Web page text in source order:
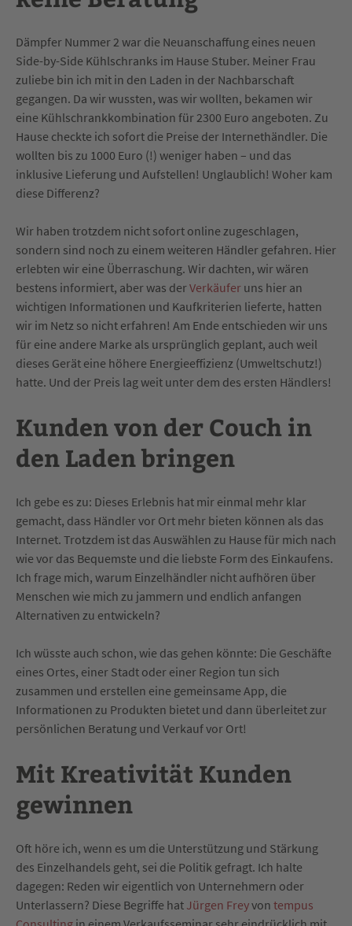
Dämpfer Nummer 2 war die Neuanschaffung eines neuen
Side-by-Side Kühlschranks im Hause Stuber. Meiner Frau
zuliebe bin ich mit in den Laden in der Nachbarschaft
gegangen. Da wir wussten, was wir wollten, bekamen wir
eine Kühlschrankkombination für 2300 Euro angeboten. Zu
Hause checkte ich sofort die Preise der Internethändler. Die
wollten bis zu 1000 Euro (!) weniger haben – und das
inklusive Lieferung und Aufstellen! Unglaublich! Woher kam
diese Differenz?
Wir haben trotzdem nicht sofort online zugeschlagen,
sondern sind noch zu einem weiteren Händler gefahren. Hier
erlebten wir eine Überraschung. Wir dachten, wir wären
bestens informiert, aber was derVerkäufer uns hier an
wichtigen Informationen und Kaufkriterien lieferte, hatten
wir im Netz so nicht erfahren! Am Ende entschieden wir uns
für eine andere Marke als ursprünglich geplant, auch weil
dieses Gerät eine höhere Energieeffizienz (Umweltschutz!)
hatte. Und der Preis lag weit unter dem des ersten Händlers!
Kunden von der Couch in
den Laden bringen
Ich gebe es zu: Dieses Erlebnis hat mir einmal mehr klar
gemacht, dass Händler vor Ort mehr bieten können als das
Internet. Trotzdem ist das Auswählen zu Hause für mich nach
wie vor das Bequemste und die liebste Form des Einkaufens.
Ich frage mich, warum Einzelhändler nicht aufhören über
Menschen wie mich zu jammern und endlich anfangen
Alternativen zu entwickeln?
Ich wüsste auch schon, wie das gehen könnte: Die Geschäfte
eines Ortes, einer Stadt oder einer Region tun sich
zusammen und erstellen eine gemeinsame App, die
Informationen zu Produkten bietet und dann überleitet zur
persönlichen Beratung und Verkauf vor Ort!
Mit Kreativität Kunden
gewinnen
Oft höre ich, wenn es um die Unterstützung und Stärkung
des Einzelhandels geht, sei die Politik gefragt. Ich halte
dagegen: Reden wir eigentlich von Unternehmern oder
Unterlassern? Diese Begriffe hat Jürgen Freyvon tempus